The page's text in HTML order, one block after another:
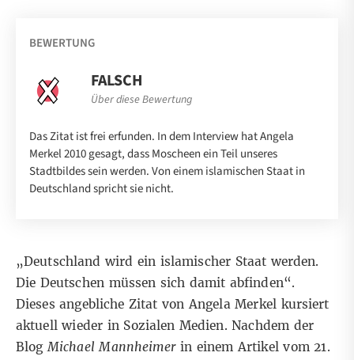
BEWERTUNG
FALSCH
Über diese Bewertung
Das Zitat ist frei erfunden. In dem Interview hat Angela
Merkel 2010 gesagt, dass Moscheen ein Teil unseres
Stadtbildes sein werden. Von einem islamischen Staat in
Deutschland spricht sie nicht.
„Deutschland wird ein islamischer Staat werden.
Die Deutschen müssen sich damit abfinden“.
Dieses angebliche Zitat von Angela Merkel kursiert
aktuell wieder in Sozialen Medien. Nachdem der
BlogMichael Mannheimer in einem Artikel vom 21.